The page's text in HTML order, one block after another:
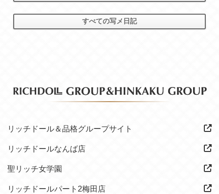
すべての写メ日記
リッチドール＆品格グループサイト
リッチドールなんば店
聖リッチ女学園
リッチドールパート2梅田店